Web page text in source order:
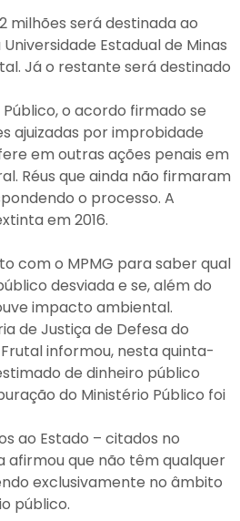
milhões será destinada ao
Estadual de Minas
Já o restante será destinado
o acordo firmado se
ajuizadas por improbidade
em outras ações penais em
Réus que ainda não firmaram
o processo. A
em 2016.
com o MPMG para saber qual
desviada e se, além do
impacto ambiental.
de Justiça de Defesa do
informou, nesta quinta-
de dinheiro público
do Ministério Público foi
ao Estado – citados no
que não têm qualquer
exclusivamente no âmbito
público.